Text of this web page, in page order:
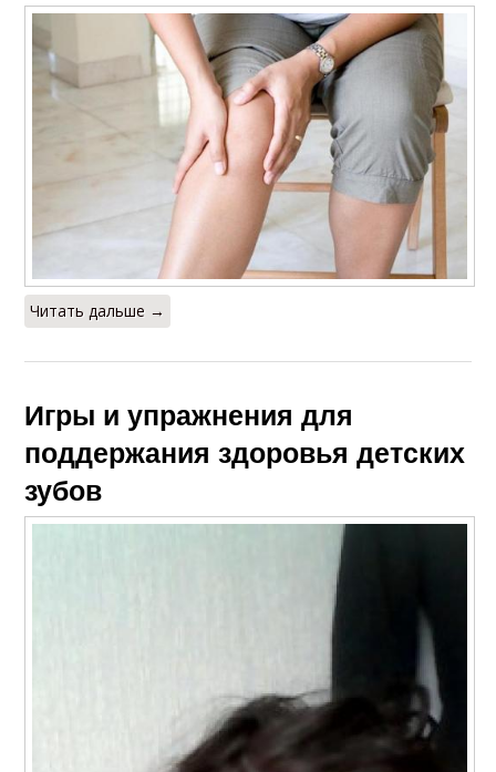
Читать дальше →
Игры и упражнения для
поддержания здоровья детских
зубов